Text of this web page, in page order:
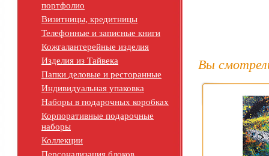
портфолио
Визитницы, кредитницы
Телефонные и записные книги
Кожгалантерейные изделия
Изделия из Тайвека
Папки деловые и ресторанные
Индивидуальная упаковка
Наборы в подарочных коробках
Корпоративные подарочные
наборы
Коллекции
Вы